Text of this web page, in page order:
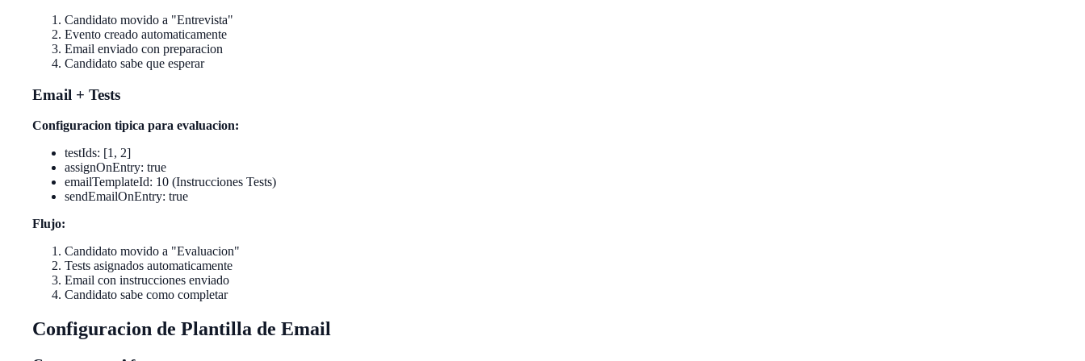
Candidato movido a "Entrevista"
Evento creado automaticamente
Email enviado con preparacion
Candidato sabe que esperar
Email + Tests
Configuracion tipica para evaluacion:
testIds: [1, 2]
assignOnEntry: true
emailTemplateId: 10 (Instrucciones Tests)
sendEmailOnEntry: true
Flujo:
Candidato movido a "Evaluacion"
Tests asignados automaticamente
Email con instrucciones enviado
Candidato sabe como completar
Configuracion de Plantilla de Email